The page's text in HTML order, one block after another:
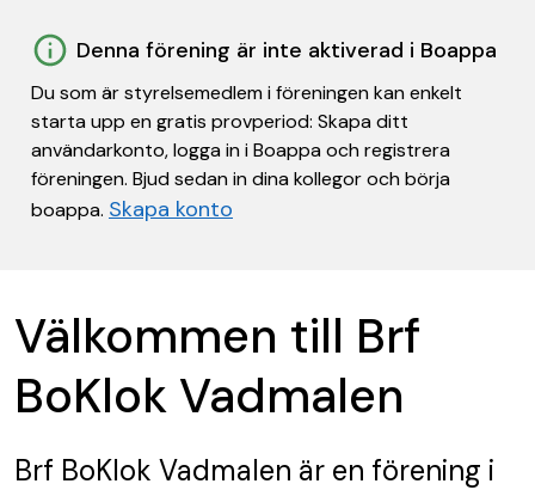
Denna förening är inte aktiverad i Boappa
Du som är styrelsemedlem i föreningen kan enkelt
starta upp en gratis provperiod: Skapa ditt
användarkonto, logga in i Boappa och registrera
föreningen. Bjud sedan in dina kollegor och börja
boappa. Skapa konto
Välkommen till Brf
BoKlok Vadmalen
Brf BoKlok Vadmalen är en förening i